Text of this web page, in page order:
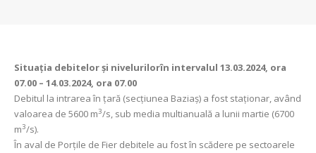
Situaţia debitelor şi nivelurilorîn intervalul 13.03.2024, ora
07.00 – 14.03.2024, ora 07.00
Debitul la intrarea în ţară (secţiunea Baziaş) a fost staționar, având
valoarea de 5600 m3/s, sub media multianuală a lunii martie (6700
m3/s).
În aval de Porţile de Fier debitele au fost în scădere pe sectoarele